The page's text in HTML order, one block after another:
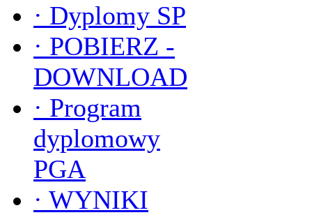
· Dyplomy SP
· POBIERZ -
DOWNLOAD
· Program
dyplomowy
PGA
· WYNIKI